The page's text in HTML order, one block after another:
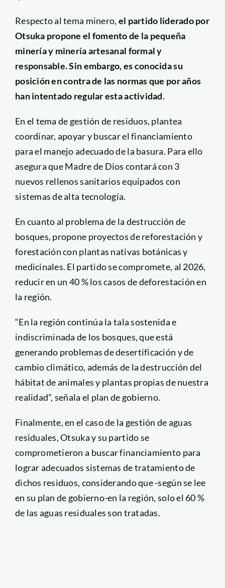
Respecto al tema minero, el partido liderado por
Otsuka propone el fomento de la pequeña
minería y minería artesanal formal y
responsable. Sin embargo, es conocida su
posición en contra de las normas que por años
han intentado regular esta actividad.
En el tema de gestión de residuos, plantea
coordinar, apoyar y buscar el financiamiento
para el manejo adecuado de la basura. Para ello
asegura que Madre de Dios contará con 3
nuevos rellenos sanitarios equipados con
sistemas de alta tecnología.
En cuanto al problema de la destrucción de
bosques, propone proyectos de reforestación y
forestación con plantas nativas botánicas y
medicinales. El partido se compromete, al 2026,
reducir en un 40 % los casos de deforestación en
la región.
“En la región continúa la tala sostenida e
indiscriminada de los bosques, que está
generando problemas de desertificación y de
cambio climático, además de la destrucción del
hábitat de animales y plantas propias de nuestra
realidad”, señala el plan de gobierno.
Finalmente, en el caso de la gestión de aguas
residuales, Otsuka y su partido se
comprometieron a buscar financiamiento para
lograr adecuados sistemas de tratamiento de
dichos residuos, considerando que -según se lee
en su plan de gobierno-en la región, solo el 60 %
de las aguas residuales son tratadas.